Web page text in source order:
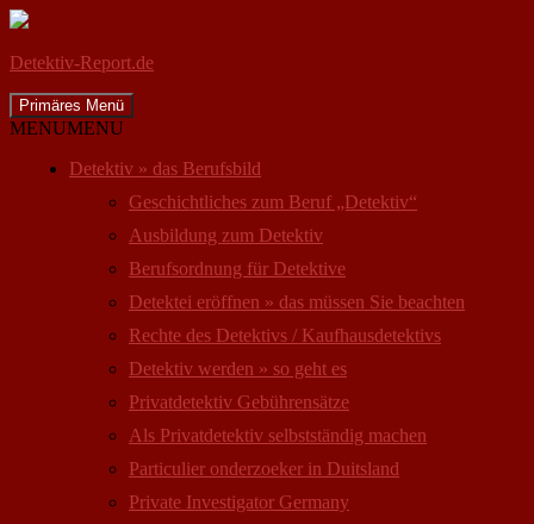
Detektiv-Report.de
Suchen
Primäres Menü
Inhalt
MENUMENU
Detektiv » das Berufsbild
Geschichtliches zum Beruf „Detektiv“
Ausbildung zum Detektiv
Berufsordnung für Detektive
Detektei eröffnen » das müssen Sie beachten
Rechte des Detektivs / Kaufhausdetektivs
Detektiv werden » so geht es
Privatdetektiv Gebührensätze
Als Privatdetektiv selbstständig machen
Particulier onderzoeker in Duitsland
Private Investigator Germany